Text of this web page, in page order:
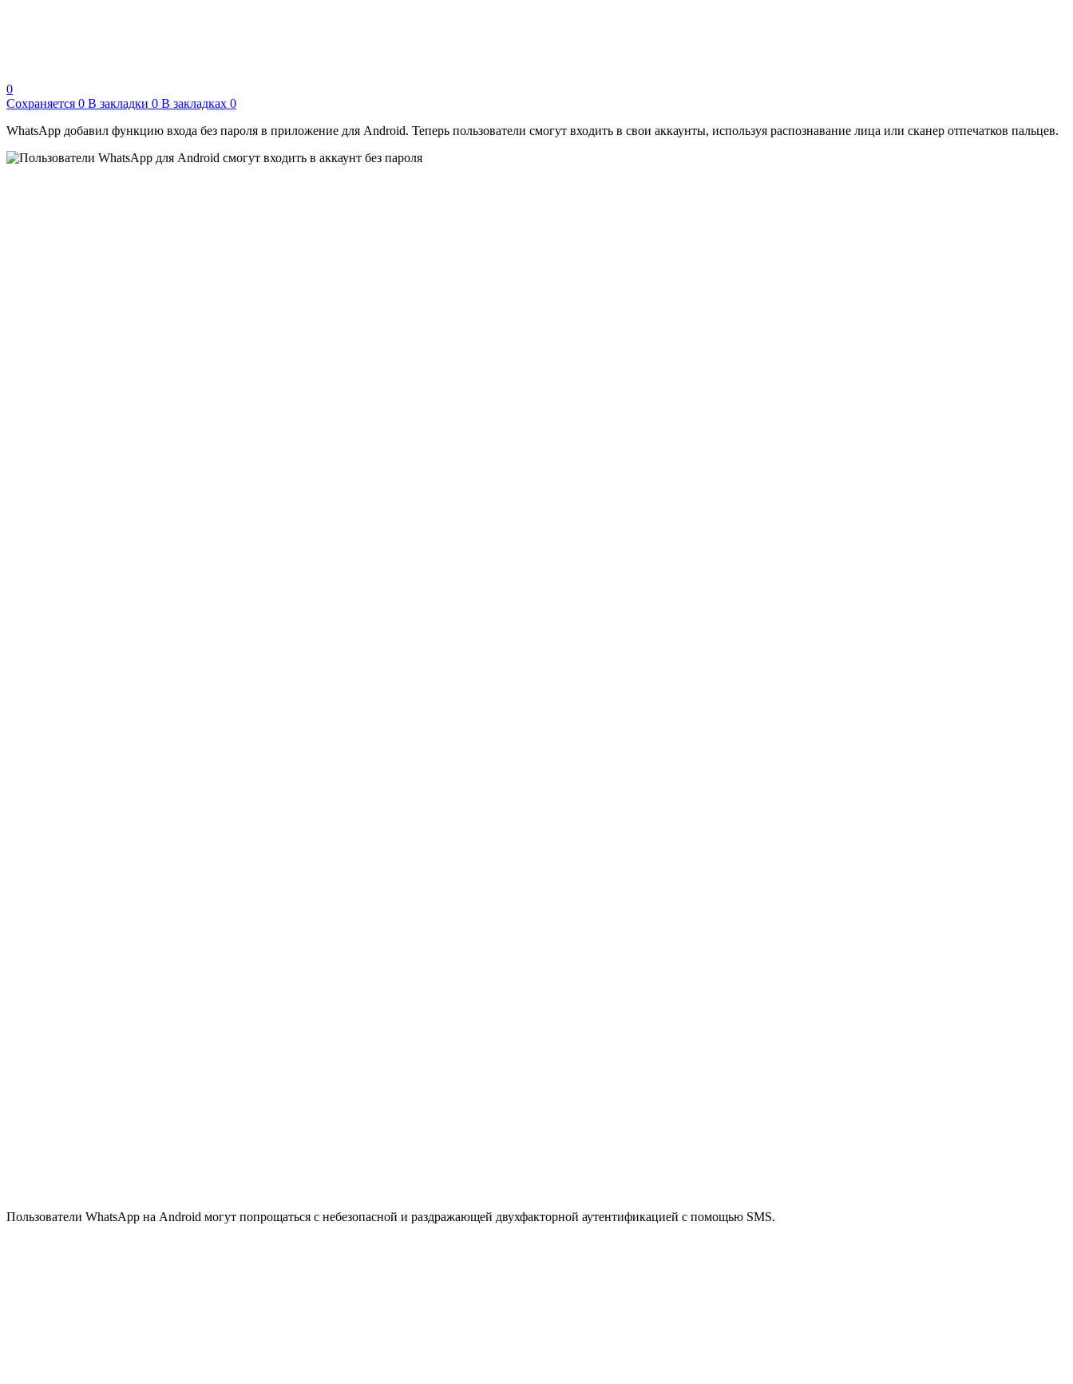
0
Сохраняется 0 В закладки 0 В закладках 0
WhatsApp добавил функцию входа без пароля в приложение для Android. Теперь пользователи смогут входить в свои аккаунты, используя распознавание лица или сканер отпечатков пальцев.
Пользователи WhatsApp на Android могут попрощаться с небезопасной и раздражающей двухфакторной аутентификацией с помощью SMS.